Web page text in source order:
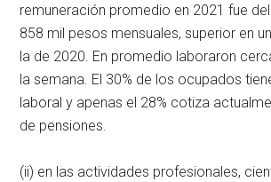
remuneración promedio en 2021 fue
858 mil pesos mensuales, superior en
la de 2020. En promedio laboraron
la semana. El 30% de los ocupados
laboral y apenas el 28% cotiza
de pensiones.
(ii) en las actividades profesionales,